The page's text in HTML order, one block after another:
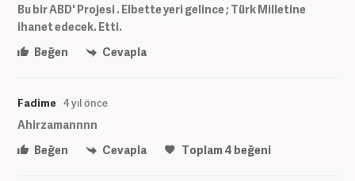
Bu bir ABD' Projesi . Elbette yeri gelince ; Türk Milletine
ihanet edecek. Etti.
Beğen
Cevapla
Fadime 4 yıl önce
Ahirzamannnn
Beğen
Cevapla Toplam4 beğeni